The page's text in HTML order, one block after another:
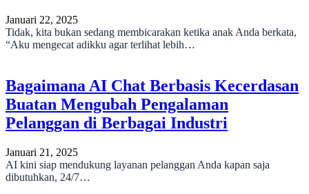
Januari 22, 2025
Tidak, kita bukan sedang membicarakan ketika anak Anda berkata,
“Aku mengecat adikku agar terlihat lebih…
Bagaimana AI Chat Berbasis Kecerdasan
Buatan Mengubah Pengalaman
Pelanggan di Berbagai Industri
Januari 21, 2025
AI kini siap mendukung layanan pelanggan Anda kapan saja
dibutuhkan, 24/7…